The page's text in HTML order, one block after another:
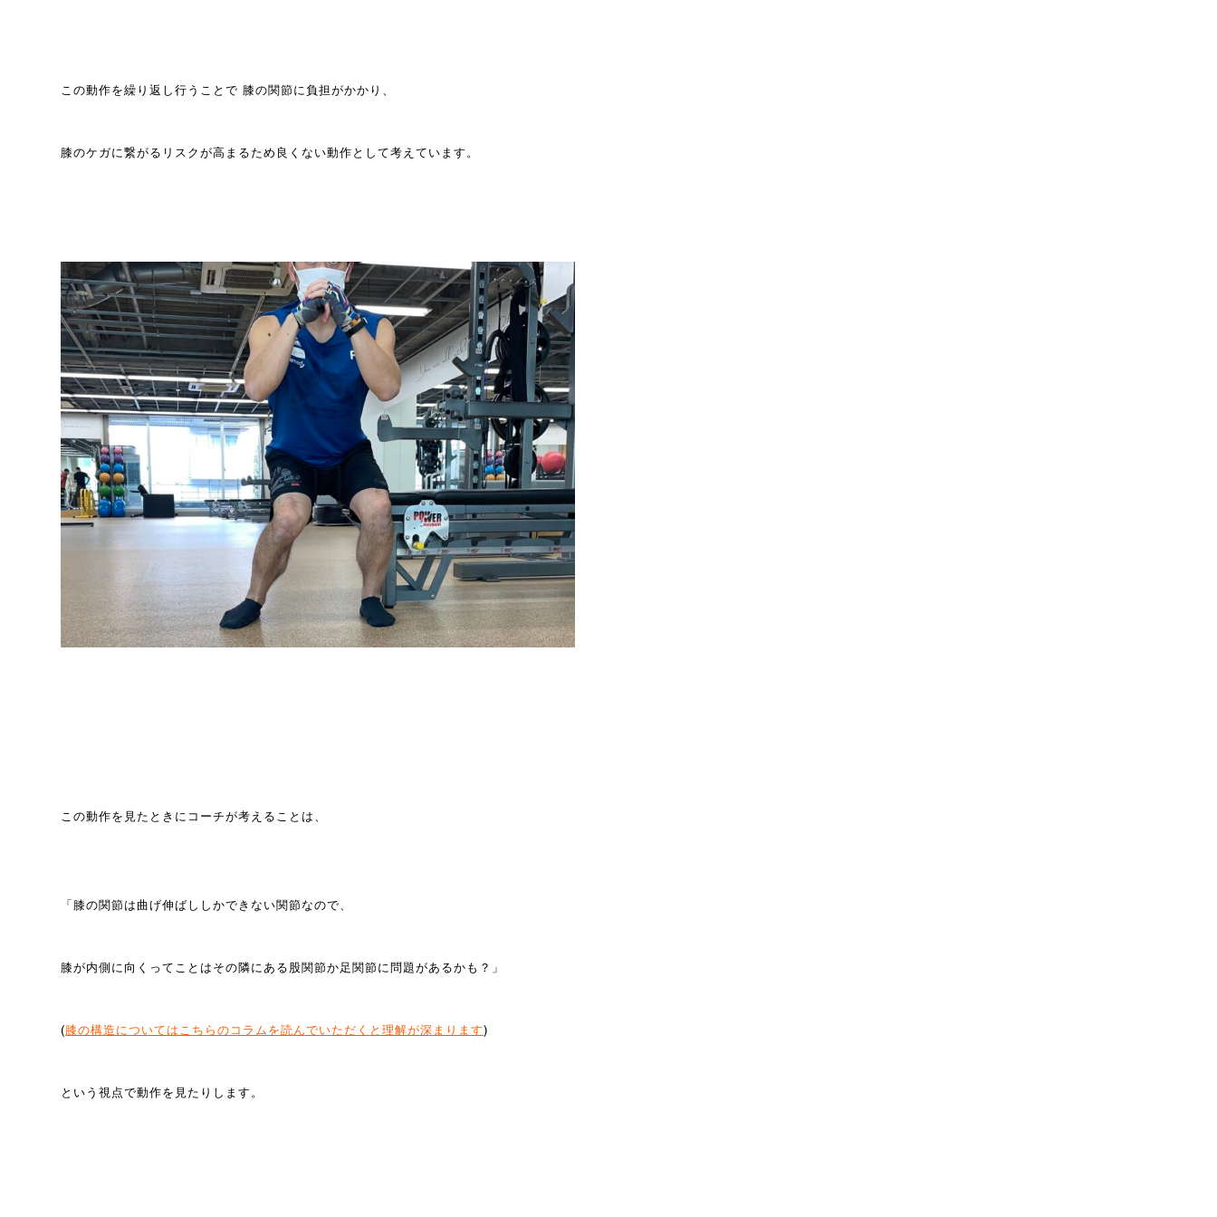
この動作を繰り返し行うことで 膝の関節に負担がかかり、
膝のケガに繋がるリスクが高まるため良くない動作として考えています。
この動作を見たときにコーチが考えることは、
「膝の関節は曲げ伸ばししかできない関節なので、
膝が内側に向くってことはその隣にある股関節か足関節に問題があるかも？」
( 膝の構造についてはこちらのコラムを読んでいただくと理解が深まります )
という視点で動作を見たりします。